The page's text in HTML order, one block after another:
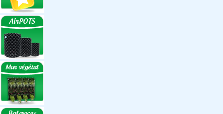
Réflecteurs
Accessoires
Box Discount
Box par marque
Hortibox
Homebox
Dark Room II